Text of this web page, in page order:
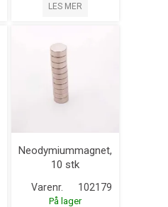
LES MER
Neodymiummagnet,
10 stk
Varenr. 102179
På lager